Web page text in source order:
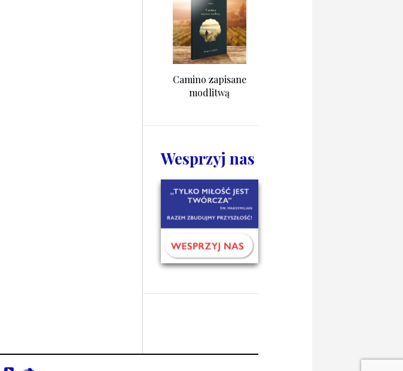
Camino zapisane
modlitwą
Wesprzyj nas